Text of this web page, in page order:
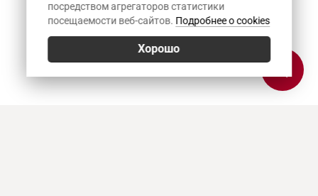
посредством агрегаторов статистики
посещаемости веб-сайтов. Подробнее о cookies
Хорошо